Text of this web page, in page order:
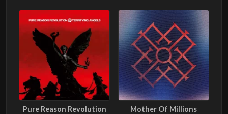
Pure Reason Revolution Mother Of Millions